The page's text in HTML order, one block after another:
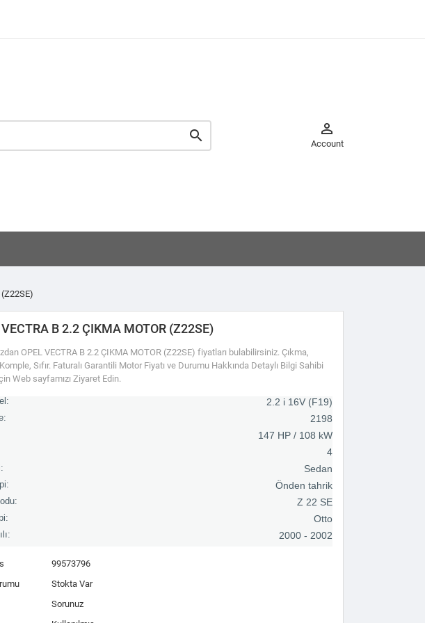
 
Account
B 2.2 ÇIKMA MOTOR (Z22SE)
OPEL VECTRA B 2.2 ÇIKMA MOTOR (Z22SE) fiyatları bulabilirsiniz. Çıkma,
Sıfır. Faturalı Garantili Motor Fiyatı ve Durumu Hakkında Detaylı Bilgi Sahibi
Web sayfamızı Ziyaret Edin.
2.2 i 16V (F19)
2198
147 HP / 108 kW
4
Sedan
Önden tahrik
Z 22 SE
Otto
2000 - 2002
99573796
Stokta Var
Sorunuz